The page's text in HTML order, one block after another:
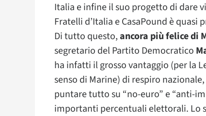
Italia e infine il suo progetto di dare
Fratelli d’Italia e CasaPound è quasi
Di tutto questo,ancora più felice di
segretario del Partito Democratico
ha infatti il grosso vantaggio (per la
senso di Marine) di respiro
puntare tutto su “no-euro” e “anti-
importanti percentuali elettorali. Lo